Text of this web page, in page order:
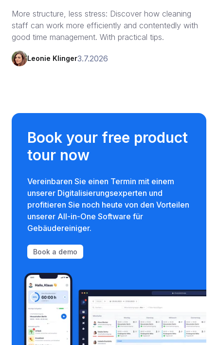
More structure, less stress: Discover how cleaning
staff can work more efficiently and contentedly with
good time management. With practical tips.
Leonie Klinger3.7.2026
Book your free product
tour now
Vereinbaren Sie einen Termin mit einem
unserer Digitalisierungsexperten und
profitieren Sie noch heute von den Vorteilen
unserer All-in-One Software für
Gebäudereiniger.
Book a demo